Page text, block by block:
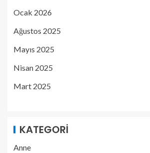
Ocak 2026
Ağustos 2025
Mayıs 2025
Nisan 2025
Mart 2025
KATEGORI
Anne